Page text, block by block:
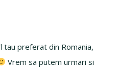
tau preferat din Romania,
Vrem sa putem urmari si